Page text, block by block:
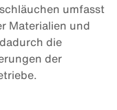
umfasst
Materialien und
die
der